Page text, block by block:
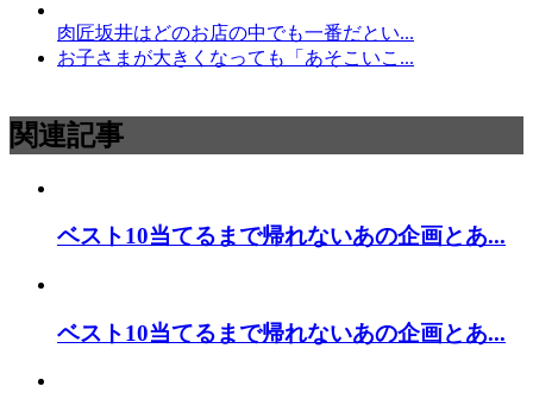
肉匠坂井はどのお店の中でも一番だとい...
お子さまが大きくなっても「あそこいこ...
関連記事
ベスト10当てるまで帰れないあの企画とあ...
ベスト10当てるまで帰れないあの企画とあ...